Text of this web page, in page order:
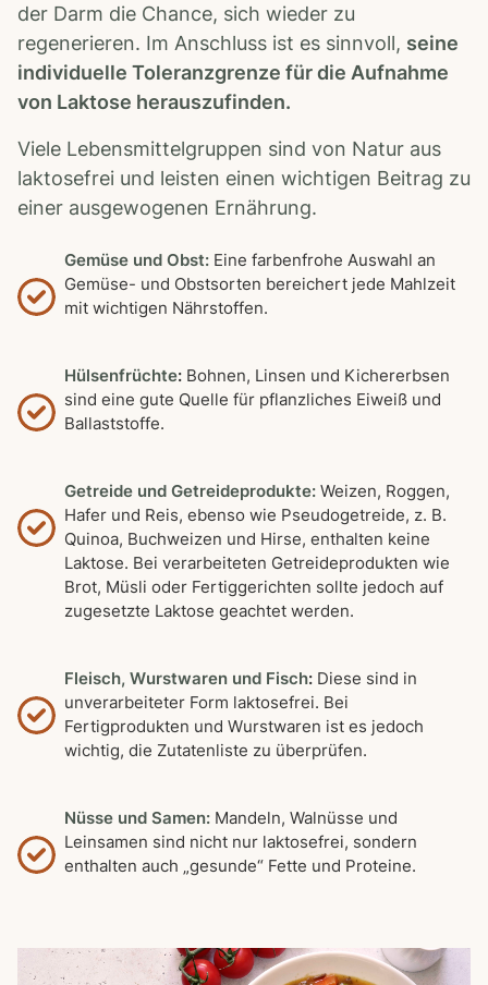
der Darm die Chance, sich wieder zu
regenerieren. Im Anschluss ist es sinnvoll, seine
individuelle Toleranzgrenze für die Aufnahme
von Laktose herauszufinden.
Viele Lebensmittelgruppen sind von Natur aus
laktosefrei und leisten einen wichtigen Beitrag zu
einer ausgewogenen Ernährung.
Gemüse und Obst: Eine farbenfrohe Auswahl an
Gemüse- und Obstsorten bereichert jede Mahlzeit
mit wichtigen Nährstoffen.
Hülsenfrüchte: Bohnen, Linsen und Kichererbsen
sind eine gute Quelle für pflanzliches Eiweiß und
Ballaststoffe.
Getreide und Getreideprodukte: Weizen, Roggen,
Hafer und Reis, ebenso wie Pseudogetreide, z. B.
Quinoa, Buchweizen und Hirse, enthalten keine
Laktose. Bei verarbeiteten Getreideprodukten wie
Brot, Müsli oder Fertiggerichten sollte jedoch auf
zugesetzte Laktose geachtet werden.
Fleisch, Wurstwaren und Fisch: Diese sind in
unverarbeiteter Form laktosefrei. Bei
Fertigprodukten und Wurstwaren ist es jedoch
wichtig, die Zutatenliste zu überprüfen.
Nüsse und Samen: Mandeln, Walnüsse und
Leinsamen sind nicht nur laktosefrei, sondern
enthalten auch „gesunde“ Fette und Proteine.